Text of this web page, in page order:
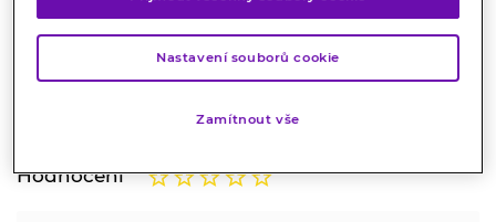
Doplněk stravy
Tekutý extrakt je tekutý doplněk stravy pro podporu
normální funkce imunitního systému a dýchacích cest
Hodnocení
Nastavení souborů cookie
Zamítnout vše